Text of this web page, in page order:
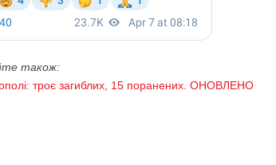
також:
троє загиблих, 15 поранених. ОНОВЛЕНО